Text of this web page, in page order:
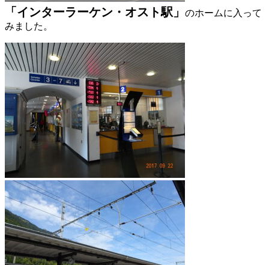
「インターラーケン・オスト駅」
のホームに入って
みました。